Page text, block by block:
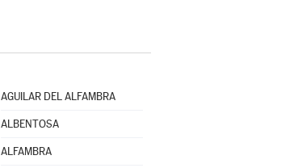
AGUILAR DEL ALFAMBRA
ALBENTOSA
ALFAMBRA